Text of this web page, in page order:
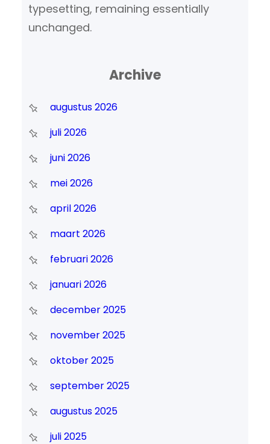
typesetting, remaining essentially
unchanged.
Archive
augustus 2026
juli 2026
juni 2026
mei 2026
april 2026
maart 2026
februari 2026
januari 2026
december 2025
november 2025
oktober 2025
september 2025
augustus 2025
juli 2025